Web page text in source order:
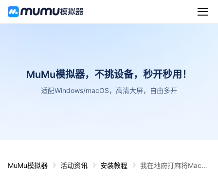
MuMu模拟器，不挑设备，秒开秒用！
适配Windows/macOS，高清大屏，自由多开
MuMu模拟器 活动资讯 安装教程
我在地府打麻将Mac电